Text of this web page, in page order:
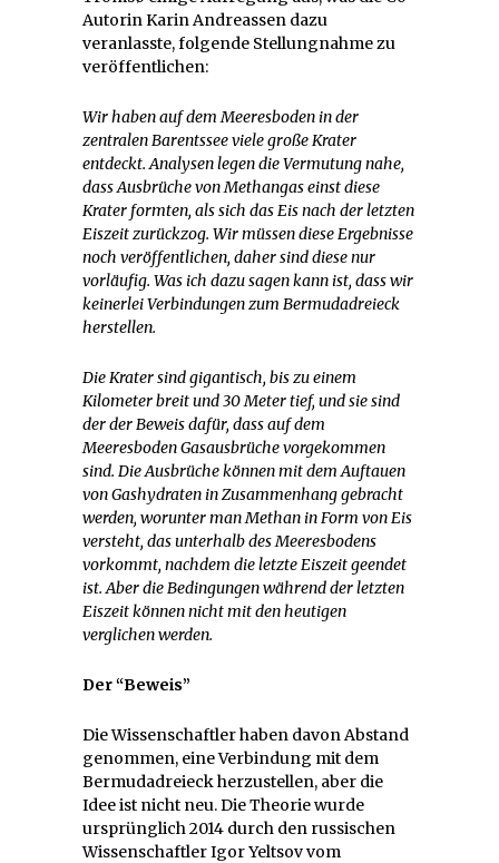
Autorin Karin Andreassen dazu
veranlasste, folgende Stellungnahme zu
veröffentlichen:
Wir haben auf dem Meeresboden in der
zentralen Barentssee viele große Krater
entdeckt. Analysen legen die Vermutung nahe,
dass Ausbrüche von Methangas einst diese
Krater formten, als sich das Eis nach der letzten
Eiszeit zurückzog. Wir müssen diese Ergebnisse
noch veröffentlichen, daher sind diese nur
vorläufig. Was ich dazu sagen kann ist, dass wir
keinerlei Verbindungen zum Bermudadreieck
herstellen.
Die Krater sind gigantisch, bis zu einem
Kilometer breit und 30 Meter tief, und sie sind
der der Beweis dafür, dass auf dem
Meeresboden Gasausbrüche vorgekommen
sind. Die Ausbrüche können mit dem Auftauen
von Gashydraten in Zusammenhang gebracht
werden, worunter man Methan in Form von Eis
versteht, das unterhalb des Meeresbodens
vorkommt, nachdem die letzte Eiszeit geendet
ist. Aber die Bedingungen während der letzten
Eiszeit können nicht mit den heutigen
verglichen werden.
Der “Beweis”
Die Wissenschaftler haben davon Abstand
genommen, eine Verbindung mit dem
Bermudadreieck herzustellen, aber die
Idee ist nicht neu. Die Theorie wurde
ursprünglich 2014 durch den russischen
Wissenschaftler Igor Yeltsov vom